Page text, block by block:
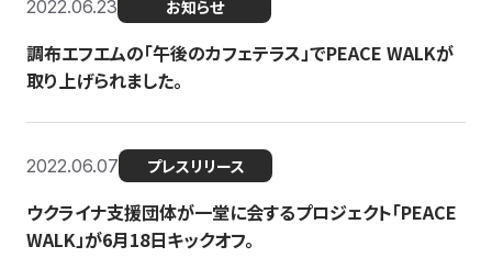
2022.06.23 お知らせ
調布エフエムの「午後のカフェテラス」でPEACE WALKが
取り上げられました。
2022.06.07 プレスリリース
ウクライナ支援団体が一堂に会するプロジェクト「PEACE
WALK」が6月18日キックオフ。